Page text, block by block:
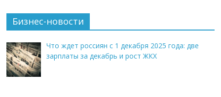
Бизнес-новости
Что ждет россиян с 1 декабря 2025 года: две
зарплаты за декабрь и рост ЖКХ